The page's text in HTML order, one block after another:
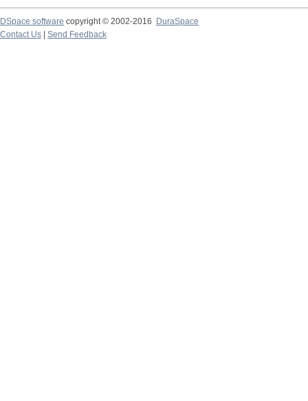
DSpace software copyright © 2002-2016
DuraSpace
Contact Us
Send Feedback